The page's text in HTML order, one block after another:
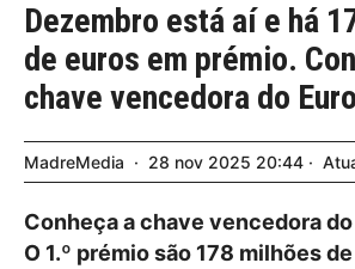
Dezembro está aí e há
de euros em prémio.
chave vencedora do
MadreMedia 28 nov 2025 20:44
Conheça a chave vencedora
O 1.º prémio são 178 milhões